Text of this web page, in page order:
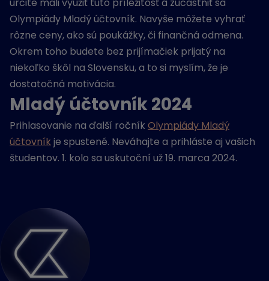
Olympiády Mladý účtovník. Navyše môžete vyhrať
rôzne ceny, ako sú poukážky, či finančná odmena.
Okrem toho budete bez prijímačiek prijatý na
niekoľko škôl na Slovensku, a to si myslím, že je
dostatočná motivácia.
Mladý účtovník 2024
Prihlasovanie na ďalší ročník Olympiády Mladý
účtovník je spustené. Neváhajte a prihláste aj vašich
študentov. 1. kolo sa uskutoční už 19. marca 2024.